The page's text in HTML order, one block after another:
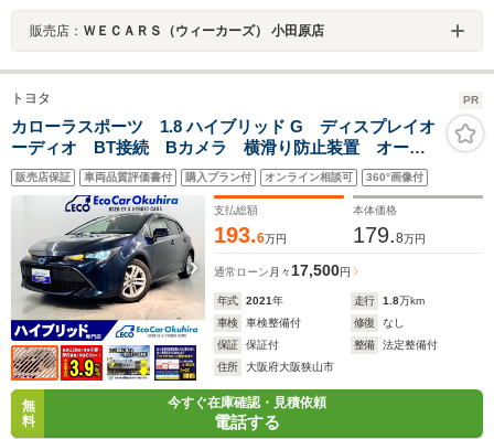
販売店： ＷＥＣＡＲＳ（ウィーカーズ） 小田原店
トヨタ PR
カローラスポーツ 1.8 ハイブリッド G ディスプレイオ
ーディオ BT接続 Bカメラ 横滑り防止装置 オート
マチックハイビーム ETC クルコン レーンキープア
シスト クリアランスソナー スペアキー ブラインド
スポットモニター
販売店保証 車両品質評価書付 購入プラン付 オンライン相談可 360°画像付
支払総額
193.6万円
本体価格
179.8万円
通常ローン 月々17,500円
年式 2021年 走行 1.8万km
車検
車検整備付 修復
なし
保証
保証付 整備
法定整備付
住所
大阪府大阪狭山市
無
料
今すぐ在庫確認・見積依頼
電話する